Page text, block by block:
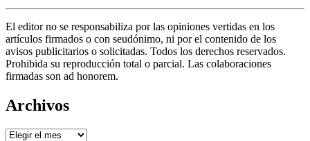
El editor no se responsabiliza por las opiniones vertidas en los
artículos firmados o con seudónimo, ni por el contenido de los
avisos publicitarios o solicitadas. Todos los derechos reservados.
Prohibida su reproducción total o parcial. Las colaboraciones
firmadas son ad honorem.
Archivos
Archivos